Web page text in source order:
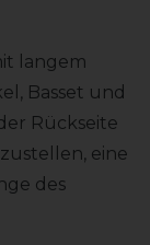
langem
Basset und
Rückseite
eine
des